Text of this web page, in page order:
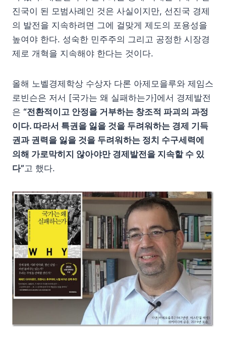
진국이 된 모범사례인 것은 사실이지만, 선진국 경제
의 발전을 지속하려면 그에 걸맞게 제도의 포용성을
높여야 한다. 성숙한 민주주의 그리고 공정한 시장경
제로 개혁을 지속해야 한다는 것이다.
올해 노벨경제학상 수상자 다론 아제모을루와 제임스
로빈슨은 저서 [국가는 왜 실패하는가]에서 경제발전
은 “전환적이고 안정을 거부하는 창조적 파괴의 과정
이다. 따라서 특권을 잃을 것을 두려워하는 경제 기득
권과 권력을 잃을 것을 두려워하는 정치 수구세력에
의해 가로막히지 않아야만 경제발전을 지속할 수 있
다”고 했다.